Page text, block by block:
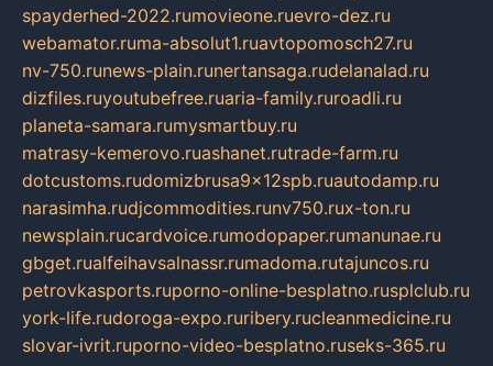
spayderhed-2022.rumovieone.ruevro-dez.ru
webamator.ruma-absolut1.ruavtopomosch27.ru
nv-750.runews-plain.runertansaga.rudelanalad.ru
dizfiles.ruyoutubefree.ruaria-family.ruroadli.ru
planeta-samara.rumysmartbuy.ru
matrasy-kemerovo.ruashanet.rutrade-farm.ru
dotcustoms.rudomizbrusa9x12spb.ruautodamp.ru
narasimha.rudjcommodities.runv750.rux-ton.ru
newsplain.rucardvoice.rumodopaper.rumanunae.ru
gbget.rualfeihavsalnassr.rumadoma.rutajuncos.ru
petrovkasports.ruporno-online-besplatno.rusplclub.ru
york-life.rudoroga-expo.ruribery.rucleanmedicine.ru
slovar-ivrit.ruporno-video-besplatno.ruseks-365.ru